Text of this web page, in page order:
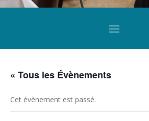
« Tous les Évènements
Cet évènement est passé.